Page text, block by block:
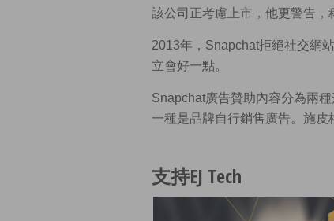
該公司正考慮上市，他更警告，
2013年，Snapchat拒絕社交網
立會好一點。
Snapchat廣告贊助內容分為兩
一種是品牌自行銷售廣告。施皮
支持EJ Tech